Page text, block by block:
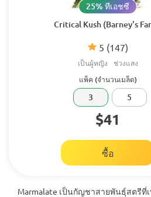
Critical Kush (Barney's
5 (147)
25% ทีเอชซี
เป็นผู้หญิง ช่วงแสง
แพ็ค (จำนวนเมล็ด)
3 5
$41
ซื้อ
Marmalate เป็นกัญชาสายพันธุ์สตรีที่